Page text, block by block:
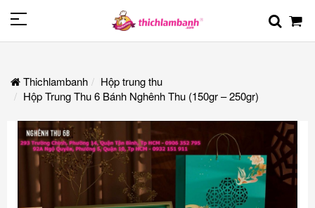
Thichlambanh
Hộp trung thu
Hộp Trung Thu 6 Bánh Nghênh Thu (150gr – 250gr)